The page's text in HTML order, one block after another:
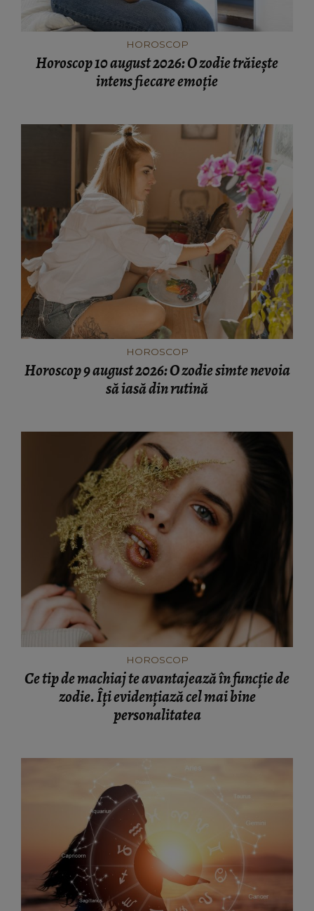
HOROSCOP
Horoscop 10 august 2026: O zodie trăiește
intens fiecare emoție
HOROSCOP
Horoscop 9 august 2026: O zodie simte nevoia
să iasă din rutină
HOROSCOP
Ce tip de machiaj te avantajează în funcție de
zodie. Îți evidențiază cel mai bine
personalitatea